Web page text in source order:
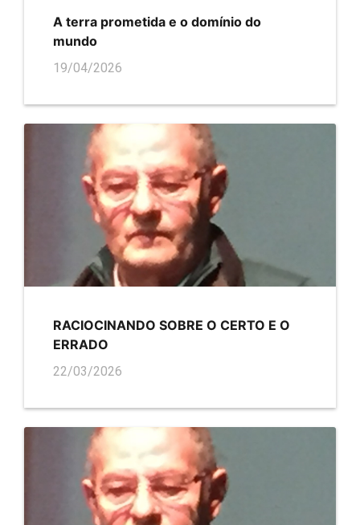
A terra prometida e o domínio do
mundo
19/04/2026
RACIOCINANDO SOBRE O CERTO E O
ERRADO
22/03/2026